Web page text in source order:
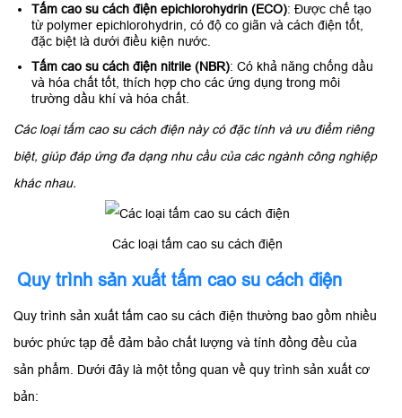
Tấm cao su cách điện epichlorohydrin (ECO): Được chế tạo
từ polymer epichlorohydrin, có độ co giãn và cách điện tốt,
đặc biệt là dưới điều kiện nước.
Tấm cao su cách điện nitrile (NBR): Có khả năng chống dầu
và hóa chất tốt, thích hợp cho các ứng dụng trong môi
trường dầu khí và hóa chất.
Các loại tấm cao su cách điện này có đặc tính và ưu điểm riêng
biệt, giúp đáp ứng đa dạng nhu cầu của các ngành công nghiệp
khác nhau.
Các loại tấm cao su cách điện
Quy trình sản xuất tấm cao su cách điện
Quy trình sản xuất tấm cao su cách điện thường bao gồm nhiều
bước phức tạp để đảm bảo chất lượng và tính đồng đều của
sản phẩm. Dưới đây là một tổng quan về quy trình sản xuất cơ
bản: